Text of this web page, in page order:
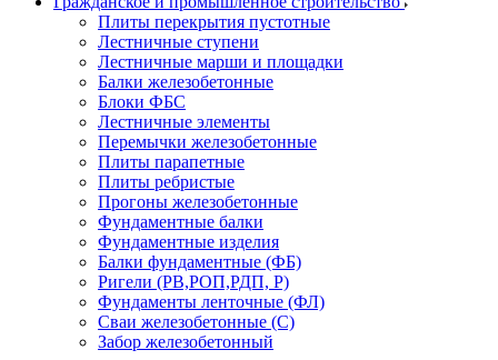
Плиты перекрытия пустотные
Лестничные ступени
Лестничные марши и площадки
Балки железобетонные
Блоки ФБС
Лестничные элементы
Перемычки железобетонные
Плиты парапетные
Плиты ребристые
Прогоны железобетонные
Фундаментные балки
Фундаментные изделия
Балки фундаментные (ФБ)
Ригели (РВ,РОП,РДП, Р)
Фундаменты ленточные (ФЛ)
Сваи железобетонные (С)
Забор железобетонный